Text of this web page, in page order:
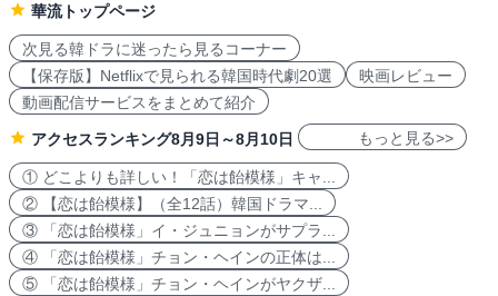
華流トップページ
次見る韓ドラに迷ったら見るコーナー
【保存版】Netflixで見られる韓国時代劇20選
映画レビュー
動画配信サービスをまとめて紹介
アクセスランキング8月9日～8月10日 もっと見る>>
① どこよりも詳しい！「恋は飴模様」キャ...
② 【恋は飴模様】（全12話）韓国ドラマ...
③ 「恋は飴模様」イ・ジュニョンがサプラ...
④ 「恋は飴模様」チョン・ヘインの正体は...
⑤ 「恋は飴模様」チョン・ヘインがヤクザ...